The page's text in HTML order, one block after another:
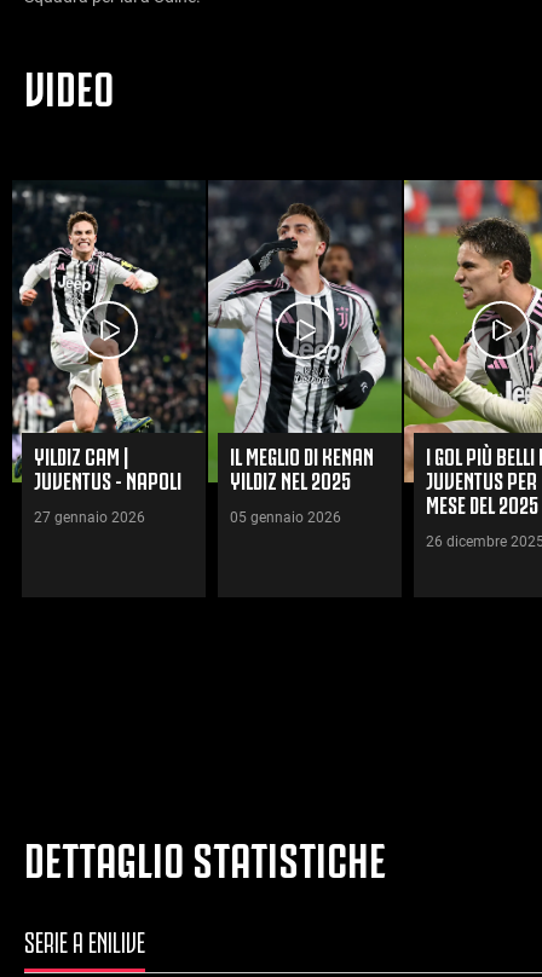
VIDEO
YILDIZ CAM |
JUVENTUS - NAPOLI
27 gennaio 2026
IL MEGLIO DI KENAN
YILDIZ NEL 2025
05 gennaio 2026
I GOL PIÙ BELLI
JUVENTUS PER
MESE DEL 2025
26 dicembre
DETTAGLIO STATISTICHE
SERIE A ENILIVE